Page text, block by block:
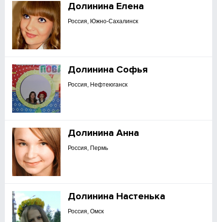
Долинина Елена
Россия, Южно-Сахалинск
Долинина Софья
Россия, Нефтеюганск
Долинина Анна
Россия, Пермь
Долинина Настенька
Россия, Омск